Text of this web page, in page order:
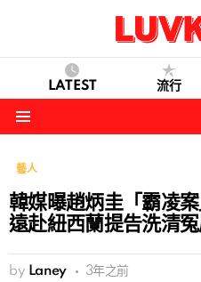
LATEST 流行
藝人
韓媒曝趙炳圭「霸凌
遠赴紐西蘭提告洗清
by Laney 3年之前